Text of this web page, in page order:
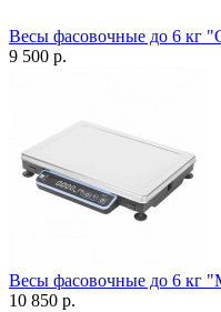
Весы фасовочные до 6 кг
9 500 р.
Весы фасовочные до 6 кг
10 850 р.